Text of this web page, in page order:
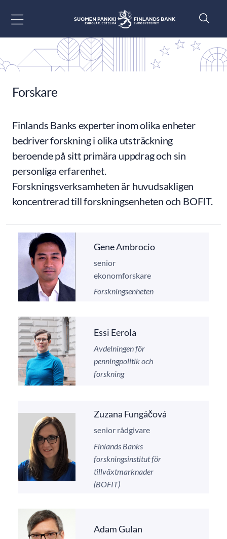
Forskare
Finlands Banks experter inom olika enheter
bedriver forskning i olika utsträckning
beroende på sitt primära uppdrag och sin
personliga erfarenhet.
Forskningsverksamheten är huvudsakligen
koncentrerad till forskningsenheten och BOFIT.
Gene Ambrocio
senior
ekonomforskare
Forskningsenheten
Essi Eerola
Avdelningen för
penningpolitik och
forskning
Zuzana Fungáčová
senior rådgivare
Finlands Banks
forskningsinstitut för
tillväxtmarknader
(BOFIT)
Adam Gulan